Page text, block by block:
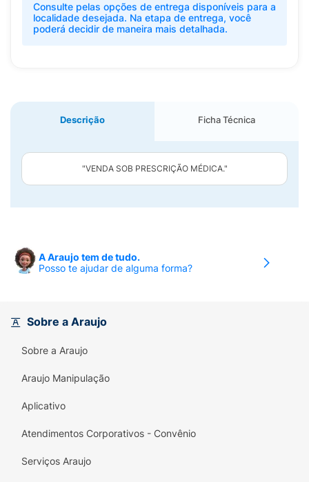
Consulte pelas opções de entrega disponíveis para a
localidade desejada. Na etapa de entrega, você
poderá decidir de maneira mais detalhada.
Descrição Ficha Técnica
"VENDA SOB PRESCRIÇÃO MÉDICA."
A Araujo tem de tudo.
Posso te ajudar de alguma forma?
Sobre a Araujo
Sobre a Araujo
Araujo Manipulação
Aplicativo
Atendimentos Corporativos - Convênio
Serviços Araujo